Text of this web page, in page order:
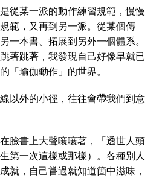
從某一派的動作練習規範，慢慢
範，又再到另一派。從某個傳
一本書、拓展到另外一個體系。
著跳著，我發現自己好像早就已
「瑜伽動作」的世界。
以外的小徑，往往會帶我們到意
臉書上大聲嚷嚷著，「透世人頭
第一次這樣或那樣）。各種別人
就，自己嘗過就知道箇中滋味，